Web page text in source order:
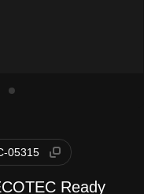
05315
Ready